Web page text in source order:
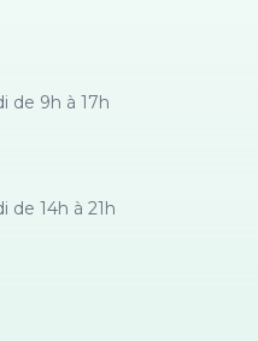
de 9h à 17h
de 14h à 21h